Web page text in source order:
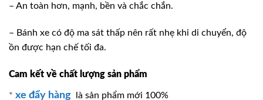
– An toàn hơn, mạnh, bền và chắc chắn.
– Bánh xe có độ ma sát thấp nên rất nhẹ khi di chuyển, độ
ồn được hạn chế tối đa.
Cam kết về chất lượng sản phẩm
* xe đẩy hàng là sản phẩm mới 100%